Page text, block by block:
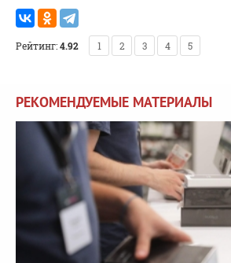
Рейтинг:4.92 1 2 3 4 5
РЕКОМЕНДУЕМЫЕ МАТЕРИАЛЫ